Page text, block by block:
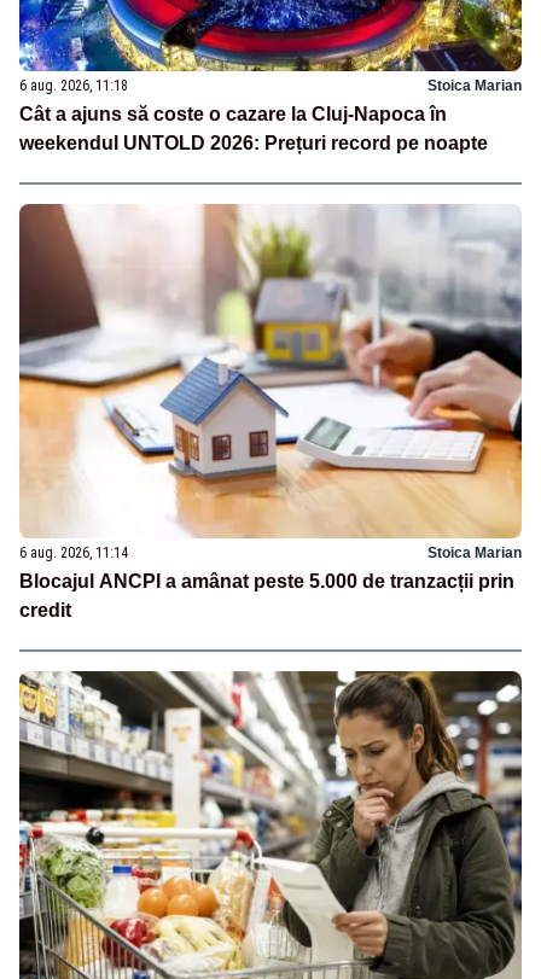
6 aug. 2026, 11:18 Stoica Marian
Cât a ajuns să coste o cazare la Cluj-Napoca în
weekendul UNTOLD 2026: Prețuri record pe noapte
6 aug. 2026, 11:14 Stoica Marian
Blocajul ANCPI a amânat peste 5.000 de tranzacții prin
credit